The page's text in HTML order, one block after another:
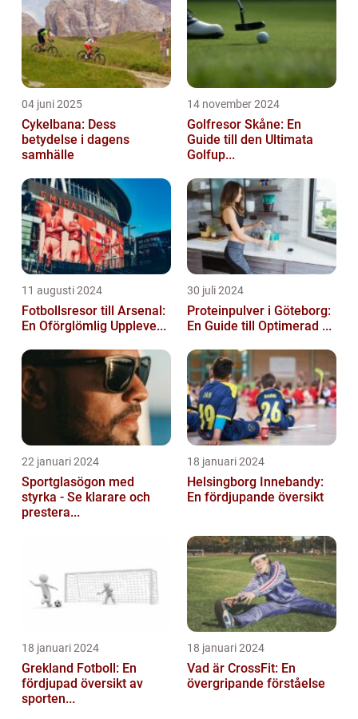
04 juni 2025
Cykelbana: Dess
betydelse i dagens
samhälle
14 november 2024
Golfresor Skåne: En
Guide till den Ultimata
Golfup...
11 augusti 2024
Fotbollsresor till Arsenal:
En Oförglömlig Uppleve...
30 juli 2024
Proteinpulver i Göteborg:
En Guide till Optimerad ...
22 januari 2024
Sportglasögon med
styrka - Se klarare och
prestera...
18 januari 2024
Helsingborg Innebandy:
En fördjupande översikt
18 januari 2024
Grekland Fotboll: En
fördjupad översikt av
sporten...
18 januari 2024
Vad är CrossFit: En
övergripande förståelse